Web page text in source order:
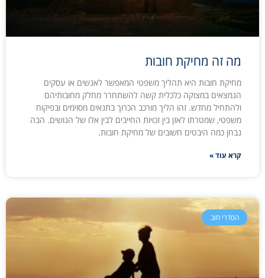
מה זה מחיקת חובות
מחיקת חובות היא תהליך משפטי המאפשר לאנשים או עסקים
הנמצאים במצוקה כלכלית קשה להשתחרר מחלק מחובותיהם
ולהתחיל מחדש. זהו הליך מורכב הכרוך בתנאים מסוימים ובפיקוח
משפטי, שמטרתו לאזן בין זכויות החייבים לבין אלו של הנושים. הבה
נבחן כמה היבטים חשובים של מחיקת חובות.
קרא עוד »
הסדרי חוב